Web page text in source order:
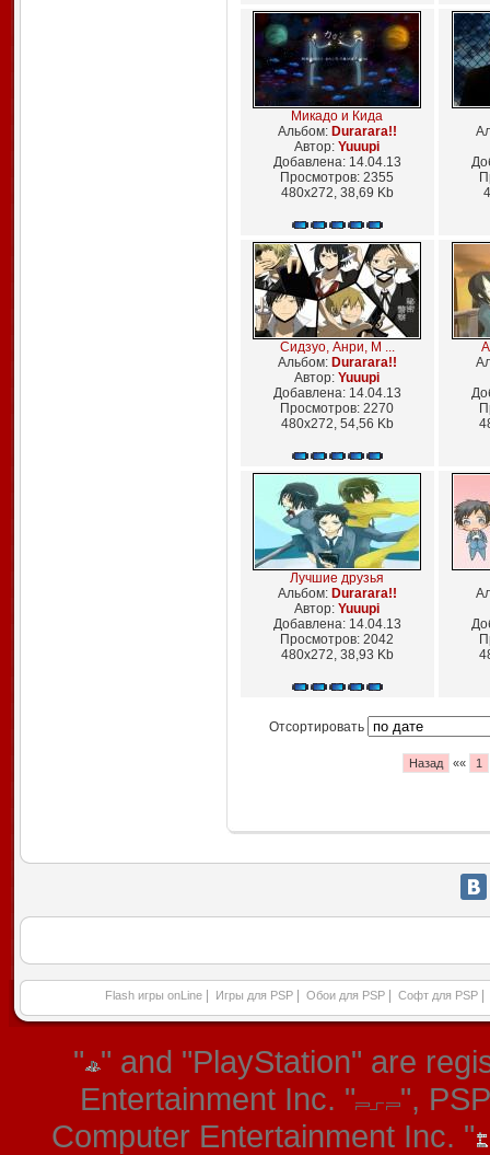
Микадо и Кида
Альбом: Durarara!!
Автор: Yuuupi
Добавлена: 14.04.13
Просмотров: 2355
480x272, 38,69 Kb
Сидзуо, Анри, М ...
Альбом: Durarara!!
Автор: Yuuupi
Добавлена: 14.04.13
Просмотров: 2270
480x272, 54,56 Kb
Лучшие друзья
Альбом: Durarara!!
Автор: Yuuupi
Добавлена: 14.04.13
Просмотров: 2042
480x272, 38,93 Kb
Отсортировать
Назад «« 1
Flash игры onLine Игры для PSP Обои для PSP Софт для PSP
" " and "PlayStation" are
Entertainment Inc. "
",
Computer Entertainment Inc. "